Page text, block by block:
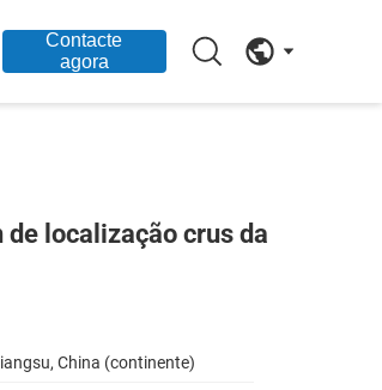
Contacte
agora
localização crus da
China (continente)